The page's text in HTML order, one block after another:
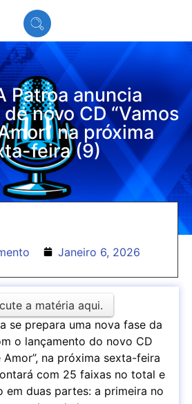
Patroa anuncia
novo CD “Vamos
na próxima
feira (9)
Janeiro 6, 2026
a matéria aqui.
se prepara uma nova fase da
o lançamento do novo CD
Amor”, na próxima sexta-feira
com 25 faixas no total e
em duas partes: a primeira no